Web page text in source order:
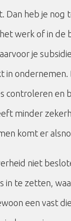
Dan heb je
werk of in
je
in
controleren en
minder
komt er
niet
in te zetten,
een vast